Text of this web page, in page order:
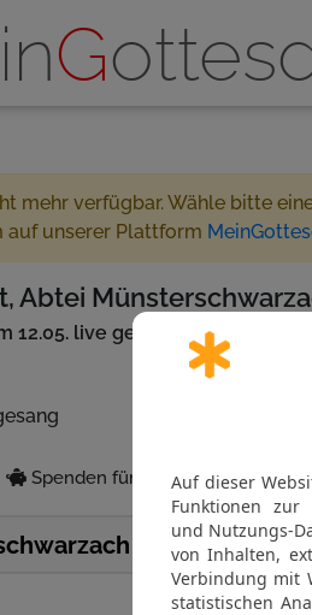
G
mehr verfügbar. Wähle bitte
unserer Plattform
Abtei
12.05. live gestreamt
Spenden für Partner oder